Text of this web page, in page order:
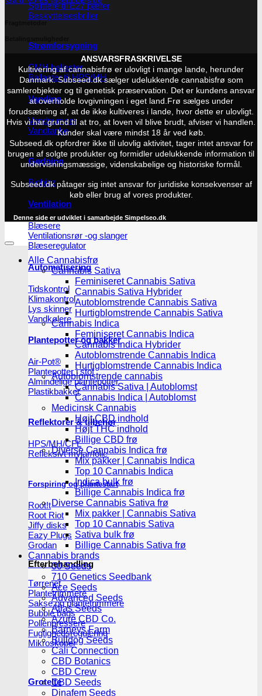
Splittere til E27 pærer
Beskyttelsesbriller
Strømforsygning
CMH ballaster
Ballaster til HPS/MH
Vanding
Vandpumper
Vandtanke
Gødning
Biobizz
Ventilation
Blæsere
Ventilationsrør -og slanger
Blæseregulator
Automatisering
Tidskontrol
Klimakontrol
Lys skinner
Vandkølere
Plantepotter og bakker
Air-Pot®
Plantepotter i stof
Almindelige plantepotter
Plastikbakker
Reflektorer & tilbehør
HPS/MH/CFL
Refleksivt mylar/folie
Forspiring og plantestart
Root!t
Root Riot
Jiffy disks
Eazy Plugs
Grodan
Efterbehandling
Tørrenet
Plantetrimmere
Sakse og plantetrimmere
Bubble bags
Pollenpressere
Fugtighedsregulering
Mikroskoper
Grotelte
ANSVARSFRASKRIVELSE
Kultivering af cannabisfrø er ulovligt i mange lande, herunder
Danmark. Subseed.dk sælger udelukkende cannabisfrø som
samlerobjekter og til genetisk præservation. Det er kundens ansvar
at overholde lovgivningen i eget land. Frø sælges under
forudsætning af, at de ikke kultiveres i lande, hvor dette er ulovligt.
Hvis vi har grund til at tro, at loven vil blive brudt, afviser vi handlen.
Kunder skal være mindst 18 år ved køb.
Subseed.dk opfordrer ikke til ulovlig aktivitet, tager intet ansvar for
brugen af solgte produkter og formidler udelukkende information til
undervisningsmæssige, videnskabelige og historiske formål.
Subseed.dk påtager sig intet ansvar for juridiske konsekvenser af
køb eller brug af vores produkter.
Denne side er udviklet i samarbejde Simpelseo.dk
Alle Cannabisfrø
Cannabis Sativa
Feminiseret Cannabis Sativa
Cannabis Sativa Hybrider
Autoblomstrende Cannabis Sativa
Hurtigblomstrende Cannabis Sativa
Cannabis Indica
Feminiseret Cannabis Indica
Cannabis Indica Hybrider
Autoblomstrende Cannabis Indica
Hurtigblomstrende Cannabis Indica
Autoblomstrende cannabis
Cannabis Sativa | Autoblomst
Cannabis Indica | Autoblomst
Medicinsk Cannabis
Højt CBD indhold
Højt THC indhold
Billige CBD frø
Diverse Cannabis Indica frø
Mix pakker | Cannabis Indica
Top 10 Cannabis Indica
Indica bulk frø
Billige Cannabis Indica frø
Diverse Cannabis Sativa frø
Mix pakker | Cannabis Sativa
Top 10 Cannabis Sativa
Sativa bulk frø
Billige Cannabis Sativa frø
Cannabis brands
00 Seeds
710 Genetics Seedbank
Ace Seeds
Advanced Seeds
Atlas Seeds
Azure CBD Co.
Barneys Farm
Bulldog Seeds
Cali Connection
CBD Botanics
CBD Crew
CBD Seeds
Dinafem Seeds